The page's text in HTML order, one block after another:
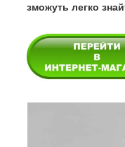
зможуть легко